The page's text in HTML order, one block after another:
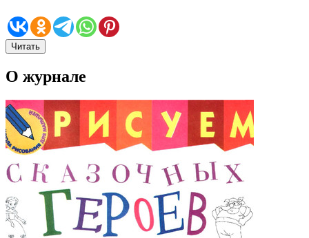
Читать
О журнале